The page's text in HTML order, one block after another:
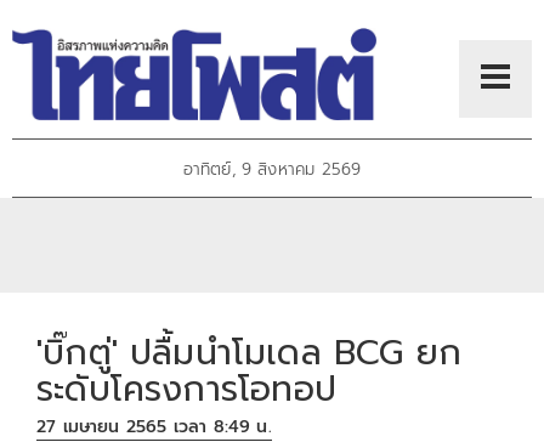
อาทิตย์, 9 สิงหาคม 2569
'บิ๊กตู่' ปลื้มนำโมเดล BCG ยก
ระดับโครงการโอทอป
27 เมษายน 2565 เวลา 8:49 น.